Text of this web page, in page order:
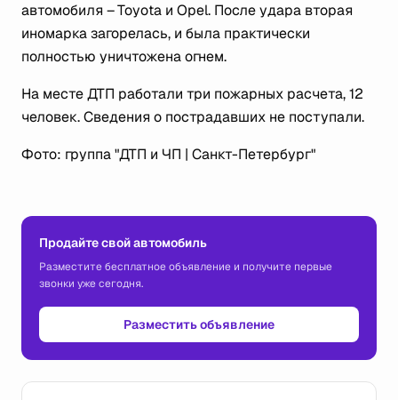
автомобиля – Toyota и Opel. После удара вторая
иномарка загорелась, и была практически
полностью уничтожена огнем.
На месте ДТП работали три пожарных расчета, 12
человек. Сведения о пострадавших не поступали.
Фото: группа "ДТП и ЧП | Санкт-Петербург"
Продайте свой автомобиль
Разместите бесплатное объявление и получите первые
звонки уже сегодня.
Разместить объявление